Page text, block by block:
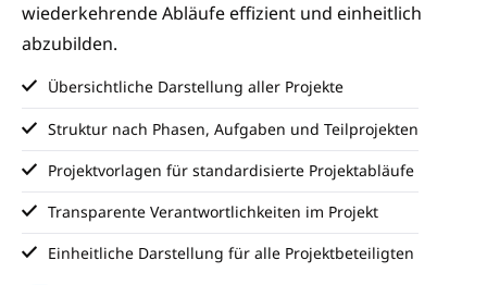
wiederkehrende Abläufe effizient und einheitlich
abzubilden.
Übersichtliche Darstellung aller Projekte
Struktur nach Phasen, Aufgaben und Teilprojekten
Projektvorlagen für standardisierte Projektabläufe
Transparente Verantwortlichkeiten im Projekt
Einheitliche Darstellung für alle Projektbeteiligten